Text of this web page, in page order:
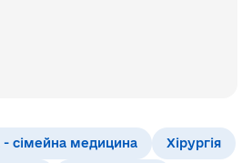
- сімейна медицина Хірургія